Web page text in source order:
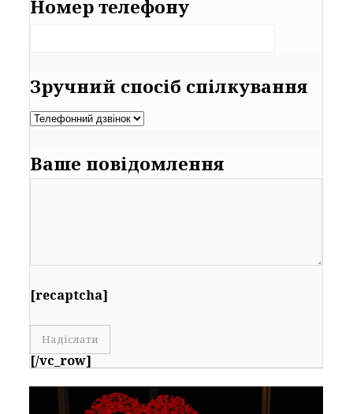
Номер телефону
Зручний спосіб спілкування
Ваше повідомлення
[recaptcha]
[/vc_row]